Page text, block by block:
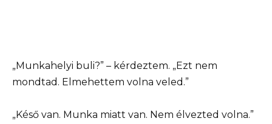
„Munkahelyi buli?” – kérdeztem. „Ezt nem
mondtad. Elmehettem volna veled.”
„Késő van. Munka miatt van. Nem élvezted volna.”